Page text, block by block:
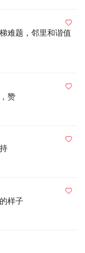
难题，邻里和谐值
赞
样子